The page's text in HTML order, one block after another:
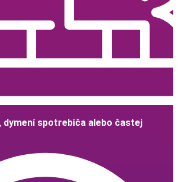
dymení spotrebiča alebo častej